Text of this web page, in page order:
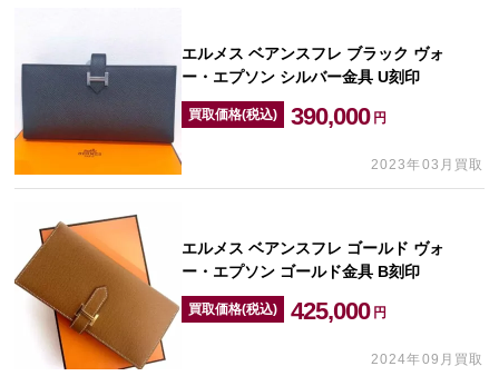
エルメス ベアンスフレ ブラック ヴォ
ー・エプソン シルバー金具 U刻印
買取価格(税込) 390,000 円
2023年03月買取
エルメス ベアンスフレ ゴールド ヴォ
ー・エプソン ゴールド金具 B刻印
買取価格(税込) 425,000 円
2024年09月買取